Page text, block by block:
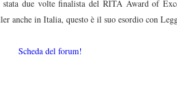
stata due volte finalista del RITA Award of
anche in Italia, questo è il suo esordio con
Scheda del forum!